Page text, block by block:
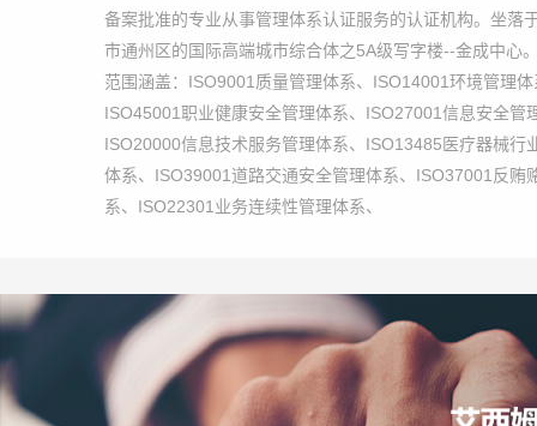
备案批准的专业从事管理体系认证服务的认证机构。坐落
市通州区的国际高端城市综合体之5A级写字楼--金成中心
范围涵盖：ISO9001质量管理体系、ISO14001环境管理体
ISO45001职业健康安全管理体系、ISO27001信息安全管
ISO20000信息技术服务管理体系、ISO13485医疗器械行
体系、ISO39001道路交通安全管理体系、ISO37001反贿
系、ISO22301业务连续性管理体系、